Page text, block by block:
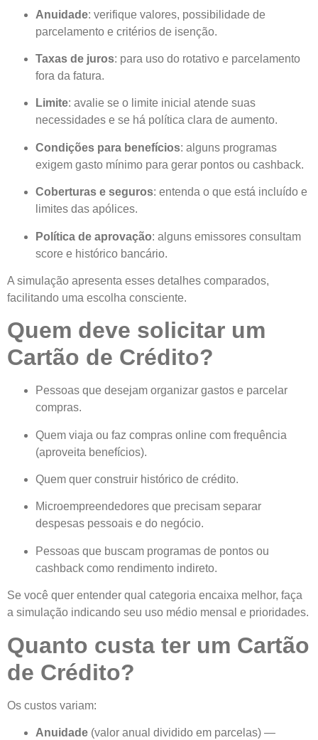
Anuidade: verifique valores, possibilidade de
parcelamento e critérios de isenção.
Taxas de juros: para uso do rotativo e parcelamento
fora da fatura.
Limite: avalie se o limite inicial atende suas
necessidades e se há política clara de aumento.
Condições para benefícios: alguns programas
exigem gasto mínimo para gerar pontos ou cashback.
Coberturas e seguros: entenda o que está incluído e
limites das apólices.
Política de aprovação: alguns emissores consultam
score e histórico bancário.
A simulação apresenta esses detalhes comparados,
facilitando uma escolha consciente.
Quem deve solicitar um
Cartão de Crédito?
Pessoas que desejam organizar gastos e parcelar
compras.
Quem viaja ou faz compras online com frequência
(aproveita benefícios).
Quem quer construir histórico de crédito.
Microempreendedores que precisam separar
despesas pessoais e do negócio.
Pessoas que buscam programas de pontos ou
cashback como rendimento indireto.
Se você quer entender qual categoria encaixa melhor, faça
a simulação indicando seu uso médio mensal e prioridades.
Quanto custa ter um Cartão
de Crédito?
Os custos variam:
Anuidade (valor anual dividido em parcelas) —